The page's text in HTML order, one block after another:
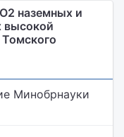
наземных и
высокой
Минобрнауки